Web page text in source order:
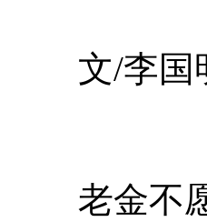
文/李国
老金不愿